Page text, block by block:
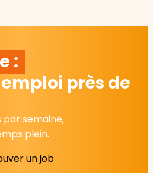
:
près de
par semaine,
plein.
un job